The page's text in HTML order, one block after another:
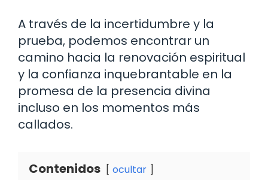
A través de la incertidumbre y la
prueba, podemos encontrar un
camino hacia la renovación espiritual
y la confianza inquebrantable en la
promesa de la presencia divina
incluso en los momentos más
callados.
Contenidos ocultar